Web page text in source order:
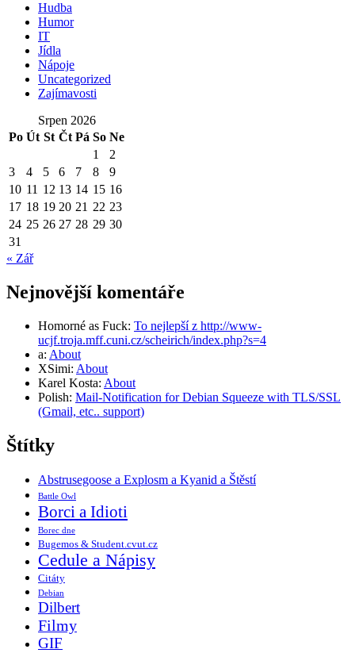
Hudba
Humor
IT
Jídla
Nápoje
Uncategorized
Zajímavosti
Srpen 2026
Po Út St Čt Pá So Ne
1
2
3
4 5 6 7 8
9
10 11 12 13 14 15 16
17 18 19 20 21 22 23
24 25 26 27 28 29 30
31
« Zář
Nejnovější komentáře
Homorné as Fuck: To nejlepší z http://www-
ucjf.troja.mff.cuni.cz/scheirich/index.php?s=4
a: About
XSimi: About
Karel Kosta: About
Polish: Mail-Notification for Debian Squeeze with TLS/SSL
(Gmail, etc.. support)
Štítky
Abstrusegoose a Explosm a Kyanid a Štěstí
Battle Owl
Borci a Idioti
Borec dne
Bugemos & Student.cvut.cz
Cedule a Nápisy
Citáty
Debian
Dilbert
Filmy
GIF